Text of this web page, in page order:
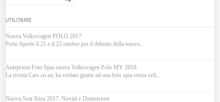
UTILITARIE
Nuova Volkswagen POLO 2017
Porte Aperte il 21 e il 22 ottobre per il debutto della nuova..
Anteprima Foto Spia nuova Volkswagen Polo MY 2018
La rivista Cars.co.za, ha svelato grazie ad una foto spia senza veli,..
Nuova Seat Ibiza 2017: Novità e Dimensioni